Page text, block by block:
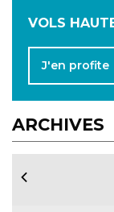
VOLS
J'en profite
ARCHIVES